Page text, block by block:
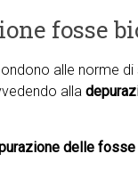
fosse
alle norme di
alla
delle